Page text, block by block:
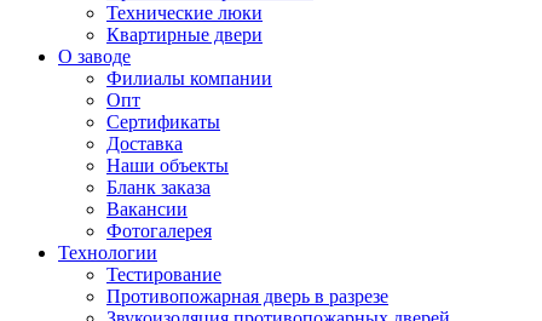
Технические люки
Квартирные двери
О заводе
Филиалы компании
Опт
Сертификаты
Доставка
Наши объекты
Бланк заказа
Вакансии
Фотогалерея
Технологии
Тестирование
Противопожарная дверь в разрезе